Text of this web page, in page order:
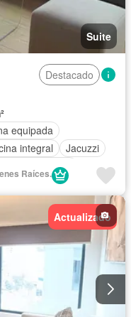
Suite
Destacado
equipada
integral
Jacuzzi
de servicio
Agua
Parrilla
Ascensor
amoblado
Raíces.
Actualizado